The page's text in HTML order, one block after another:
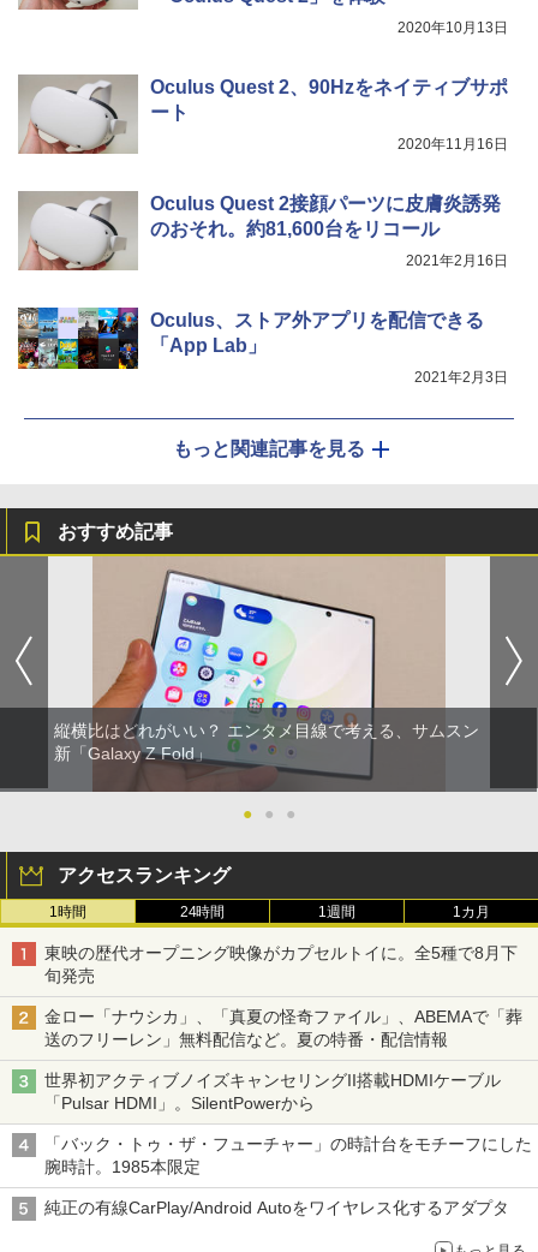
2020年10月13日
Oculus Quest 2、90Hzをネイティブサポ
ート
2020年11月16日
Oculus Quest 2接顔パーツに皮膚炎誘発
のおそれ。約81,600台をリコール
2021年2月16日
Oculus、ストア外アプリを配信できる
「App Lab」
2021年2月3日
もっと関連記事を見る
おすすめ記事
縦横比はどれがいい？ エンタメ目線で考える、サムスン
新「Galaxy Z Fold」
● ● ●
アクセスランキング
1時間 24時間 1週間 1カ月
東映の歴代オープニング映像がカプセルトイに。全5種で8月下
旬発売
金ロー「ナウシカ」、「真夏の怪奇ファイル」、ABEMAで「葬
送のフリーレン」無料配信など。夏の特番・配信情報
世界初アクティブノイズキャンセリングII搭載HDMIケーブル
「Pulsar HDMI」。SilentPowerから
「バック・トゥ・ザ・フューチャー」の時計台をモチーフにした
腕時計。1985本限定
純正の有線CarPlay/Android Autoをワイヤレス化するアダプタ